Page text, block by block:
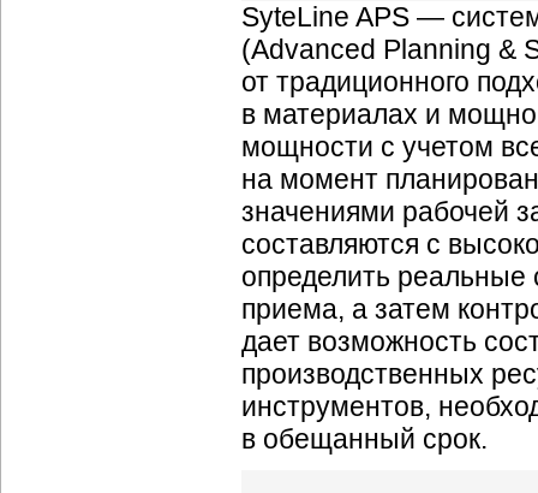
SyteLine APS —
(Advanced Planning &
от традиционного
в материалах и
мощности с учетом
на момент
значениями рабочей
составляются с
определить реальные
приема, а затем
дает возможность
производственных
инструментов,
в обещанный срок.